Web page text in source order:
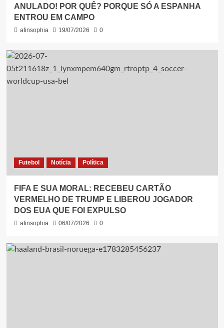
ANULADO! POR QUÊ? PORQUE SÓ A ESPANHA
ENTROU EM CAMPO
afinsophia 19/07/2026 0
Futebol Notícia Política
FIFA E SUA MORAL: RECEBEU CARTÃO
VERMELHO DE TRUMP E LIBEROU JOGADOR
DOS EUA QUE FOI EXPULSO
afinsophia 06/07/2026 0